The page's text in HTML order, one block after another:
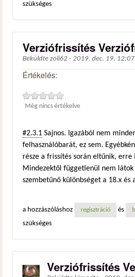
szükséges
Verziófrissítés
Beküldte zoli62 - 2019. dec. 19. 12:07
Értékelés:
Még nincs értékelve
#2.3.1 Sajnos. Igazából nem
felhasználóbarát, ez sem.
része a frissítés során eltűnik, erre
Mindezektől függetlenül nem látok
szembetűnő különbséget a 18.x és
a hozzászóláshoz regisztráció és
szükséges
Verziófrissítés